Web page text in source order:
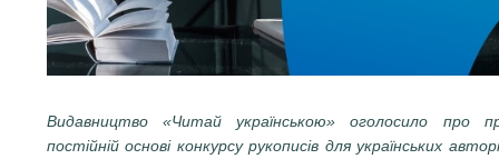
Видавництво «Читай українською» оголосило про
постійній основі конкурсу рукописів для українських